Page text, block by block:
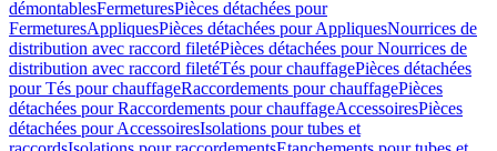
démontablesFermeturesPièces détachées pour
FermeturesAppliquesPièces détachées pour AppliquesNourrices de
distribution avec raccord filetéPièces détachées pour Nourrices de
distribution avec raccord filetéTés pour chauffagePièces détachées
pour Tés pour chauffageRaccordements pour chauffagePièces
détachées pour Raccordements pour chauffageAccessoiresPièces
détachées pour AccessoiresIsolations pour tubes et